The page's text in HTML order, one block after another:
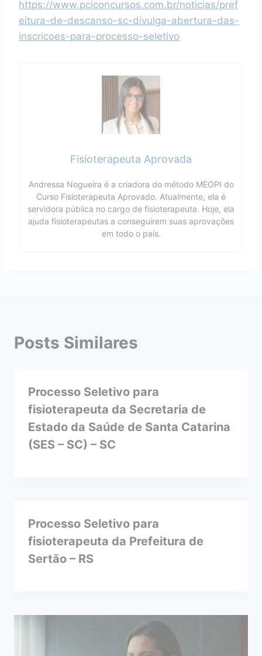
https://www.pciconcursos.com.br/noticias/pref
eitura-de-descanso-sc-divulga-abertura-das-
inscricoes-para-processo-seletivo
Fisioterapeuta Aprovada
Andressa Nogueira é a criadora do método MEOPI do
Curso Fisioterapeuta Aprovado. Atualmente, ela é
servidora pública no cargo de fisioterapeuta. Hoje, ela
ajuda fisioterapeutas a conseguirem suas aprovações
em todo o país.
Posts Similares
Processo Seletivo para
fisioterapeuta da Secretaria de
Estado da Saúde de Santa Catarina
(SES – SC) – SC
Processo Seletivo para
fisioterapeuta da Prefeitura de
Sertão – RS